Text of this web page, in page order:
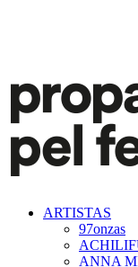
ARTISTAS
97onzas
ANNA